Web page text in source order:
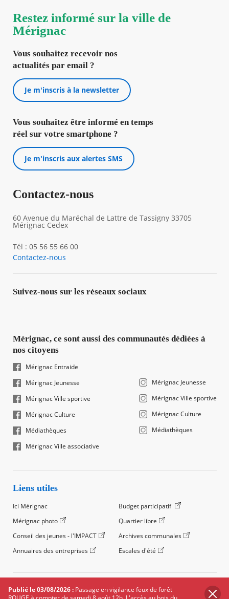
Publié le 03/08/2026 : Passage en vigilance feux de forêt
Restez informé sur la ville de
Mérignac
Vous souhaitez recevoir nos
actualités par email ?
Je m'inscris à la newsletter
Vous souhaitez être informé en temps
réel sur votre smartphone ?
Je m'inscris aux alertes SMS
Contactez-nous
60 Avenue du Maréchal de Lattre de Tassigny 33705
Mérignac Cedex
Tél : 05 56 55 66 00
Contactez-nous
Suivez-nous sur les réseaux sociaux
Mérignac, ce sont aussi des communautés dédiées à
nos citoyens
Mérignac Entraide
Mérignac Jeunesse
Mérignac Ville sportive
Mérignac Culture
Médiathèques
Mérignac Ville associative
Mérignac Jeunesse
Mérignac Ville sportive
Mérignac Culture
Médiathèques
Liens utiles
Ici Mérignac
Budget participatif
Mérignac photo
Quartier libre
Conseil des jeunes - l'IMPACT
Archives communales
Annuaires des entreprises
Escales d'été
©2024 Ville de Mérignac, Tous droits réservés